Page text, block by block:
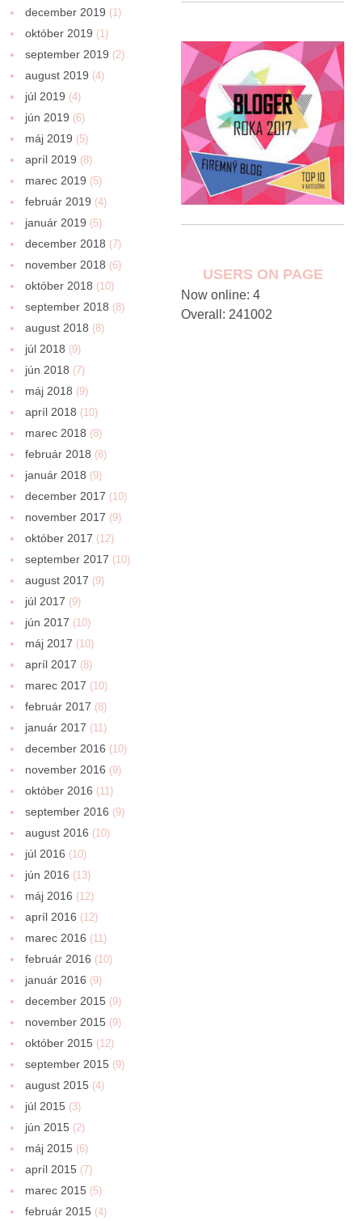
december 2019 (1)
október 2019 (1)
september 2019 (2)
august 2019 (4)
júl 2019 (4)
jún 2019 (6)
máj 2019 (5)
apríl 2019 (8)
marec 2019 (5)
február 2019 (4)
január 2019 (5)
december 2018 (7)
november 2018 (6)
október 2018 (10)
september 2018 (8)
august 2018 (8)
júl 2018 (9)
jún 2018 (7)
máj 2018 (9)
apríl 2018 (10)
marec 2018 (8)
február 2018 (8)
január 2018 (9)
december 2017 (10)
november 2017 (9)
október 2017 (12)
september 2017 (10)
august 2017 (9)
júl 2017 (9)
jún 2017 (10)
máj 2017 (10)
apríl 2017 (8)
marec 2017 (10)
február 2017 (8)
január 2017 (11)
december 2016 (10)
november 2016 (9)
október 2016 (11)
september 2016 (9)
august 2016 (10)
júl 2016 (10)
jún 2016 (13)
máj 2016 (12)
apríl 2016 (12)
marec 2016 (11)
február 2016 (10)
január 2016 (9)
december 2015 (9)
november 2015 (9)
október 2015 (12)
september 2015 (9)
august 2015 (4)
júl 2015 (3)
jún 2015 (2)
máj 2015 (6)
apríl 2015 (7)
marec 2015 (5)
február 2015 (4)
USERS ON PAGE
Now online: 4
Overall: 241002